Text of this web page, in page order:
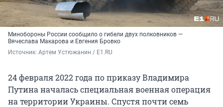
Минобороны России сообщило о гибели двух полковников —
Вячеслава Макарова и Евгения Бровко
Источник: Артем Устюжанин / E1.RU
24 февраля 2022 года по приказу Владимира
Путина началась специальная военная операция
на территории Украины. Спустя почти семь